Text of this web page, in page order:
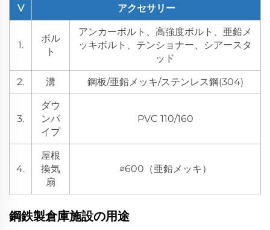
V アクセサリー
1.
ボル
ト
アンカーボルト、高強度ボルト、亜鉛メ
ッキボルト、テンショナー、シアースタ
ッド
2. 溝 鋼板/亜鉛メッキ/ステンレス鋼(304)
3.
ダウ
ンパ
イプ
PVC 110/160
4.
屋根
換気
扇
∅600（亜鉛メッキ）
鋼鉄製倉庫施設の用途